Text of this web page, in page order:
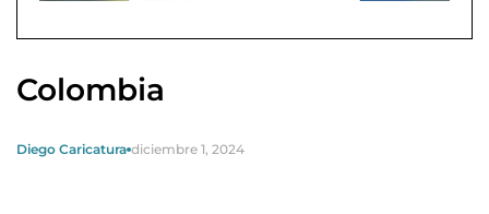
Colombia
Diego Caricatura diciembre 1, 2024